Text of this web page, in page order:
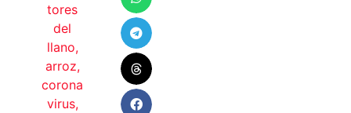
tores
del
llano,
arroz,
corona
virus,